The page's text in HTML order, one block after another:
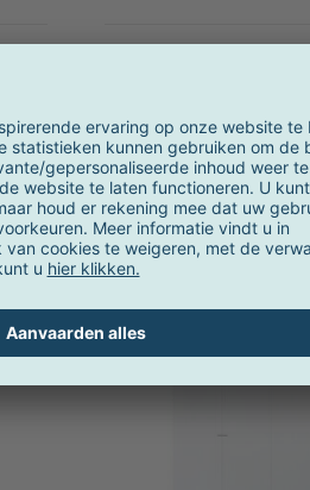
9 weken
1.147,00 €